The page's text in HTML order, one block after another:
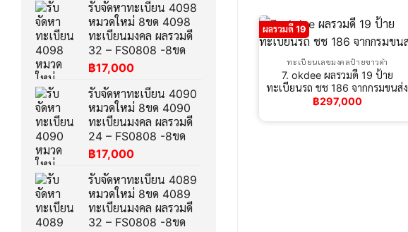
รับจัดหาทะเบียน 4098
หมวดใหม่ 8ขด 4098
ทะเบียนมงคล ผลรวมดี
32 – FS0808 -8ขด
฿17,000
รับจัดหาทะเบียน 4090
หมวดใหม่ 8ขด 4090
ทะเบียนมงคล ผลรวมดี
24 – FS0808 -8ขด
฿17,000
รับจัดหาทะเบียน 4089
หมวดใหม่ 8ขด 4089
ทะเบียนมงคล ผลรวมดี
32 – FS0808 -8ขด
ผลรวมดี 19
ทะเบียนเลขมงคลป้ายขาวดำ
7. okdee ผลรวมดี 19 ป้าย
ทะเบียนรถ ชช 186 จากกรมขนส่ง
฿297,000